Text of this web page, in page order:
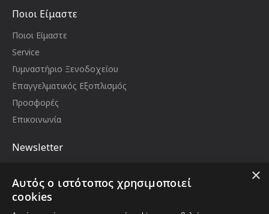
Ποιοι Είμαστε
Ποιοι Είμαστε
Service
Γυμναστήριο Ξενοδοχείου
Επαγγελματικός Εξοπλισμός
Προσφορές
Επικοινωνία
Newsletter
εγγραφείτε στο newsletter μας
Email
×
Αυτός ο ιστότοπος χρησιμοποιεί
cookies